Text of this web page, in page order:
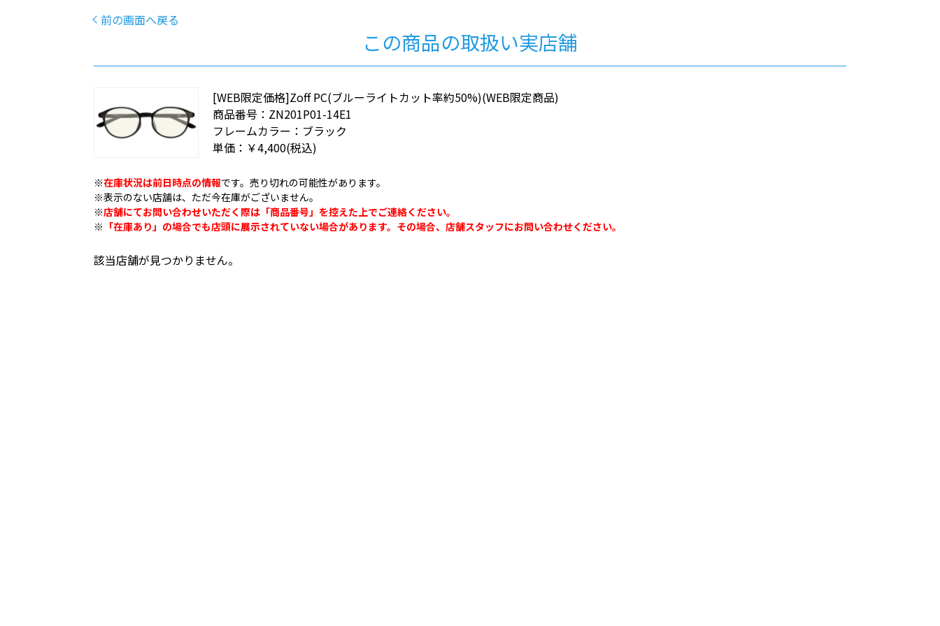
前の画面へ戻る
この商品の取扱い実店舗
[WEB限定価格]Zoff PC(ブルーライトカット率約50%)(WEB限定商品)
商品番号： ZN201P01-14E1
フレームカラー： ブラック
単価： ￥4,400(税込)
※在庫状況は前日時点の情報です。売り切れの可能性があります。
※表示のない店舗は、ただ今在庫がございません。
※店舗にてお問い合わせいただく際は「商品番号」を控えた上でご連絡ください。
※ 「在庫あり」の場合でも店頭に展示されていない場合があります。その場合、店舗スタッフにお問い合わせください。
該当店舗が見つかりません。